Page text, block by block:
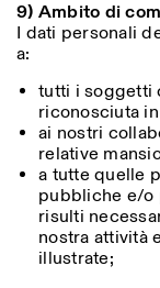
9) Ambito di
I dati personali
a:
tutti i soggetti
riconosciuta
ai nostri
relative
a tutte quelle
pubbliche e/o
risulti
nostra attività
illustrate;